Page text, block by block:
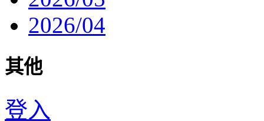
2026/04
其他
登入